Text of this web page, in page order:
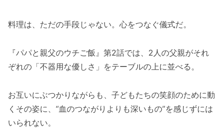
料理は、ただの手段じゃない。心をつなぐ儀式だ。
『パパと親父のウチご飯』第2話では、2人の父親がそれ
ぞれの「不器用な優しさ」をテーブルの上に並べる。
お互いにぶつかりながらも、子どもたちの笑顔のために動
くその姿に、“血のつながりよりも深いもの”を感じずには
いられない。